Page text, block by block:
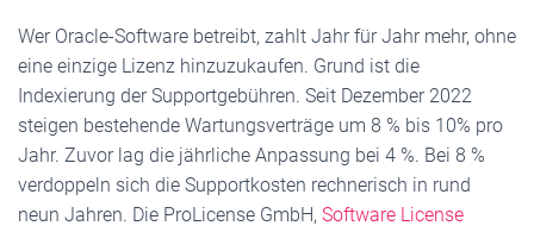
A
N
Wer Oracle-Software betreibt, zahlt Jahr für Jahr mehr, ohne
eine einzige Lizenz hinzuzukaufen. Grund ist die
Indexierung der Supportgebühren. Seit Dezember 2022
steigen bestehende Wartungsverträge um 8 % bis 10% pro
Jahr. Zuvor lag die jährliche Anpassung bei 4 %. Bei 8 %
verdoppeln sich die Supportkosten rechnerisch in rund
neun Jahren. Die ProLicense GmbH, Software License